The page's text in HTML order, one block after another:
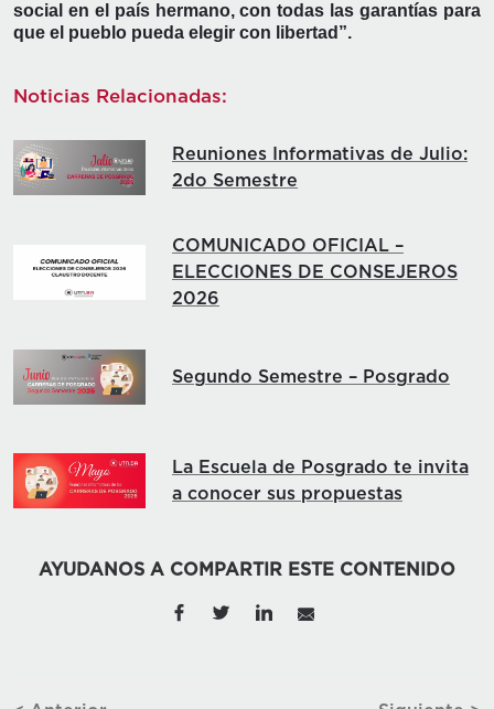
social en el país hermano, con todas las garantías para
que el pueblo pueda elegir con libertad”.
Noticias Relacionadas:
Reuniones Informativas de Julio:
2do Semestre
COMUNICADO OFICIAL –
ELECCIONES DE CONSEJEROS
2026
Segundo Semestre – Posgrado
La Escuela de Posgrado te invita
a conocer sus propuestas
AYUDANOS A COMPARTIR ESTE CONTENIDO